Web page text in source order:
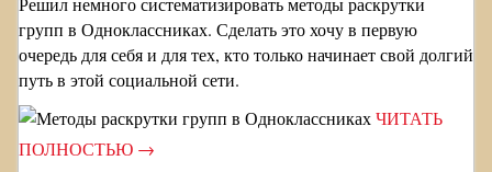
групп в Одноклассниках. Сделать это хочу в первую
очередь для себя и для тех, кто только начинает свой долгий
путь в этой социальной сети.
ЧИТАТЬ
ПОЛНОСТЬЮ →